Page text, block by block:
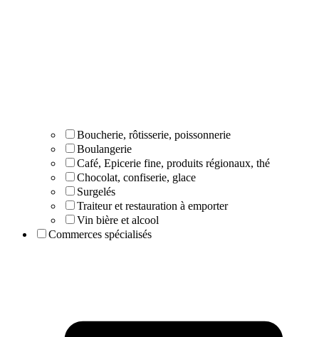
Boucherie, rôtisserie, poissonnerie
Boulangerie
Café, Epicerie fine, produits régionaux, thé
Chocolat, confiserie, glace
Surgelés
Traiteur et restauration à emporter
Vin bière et alcool
Commerces spécialisés